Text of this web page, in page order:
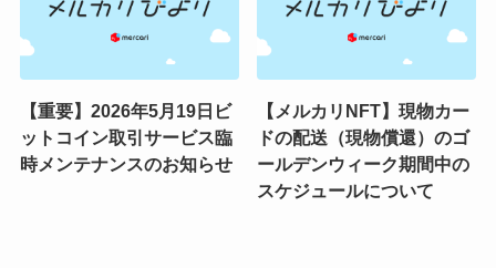
【重要】2026年5月19日ビ
ットコイン取引サービス臨
時メンテナンスのお知らせ
【メルカリNFT】現物カー
ドの配送（現物償還）のゴ
ールデンウィーク期間中の
スケジュールについて